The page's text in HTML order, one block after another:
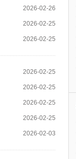
2026-02-26
2026-02-25
2026-02-25
2026-02-25
2026-02-25
2026-02-25
2026-02-25
2026-02-03